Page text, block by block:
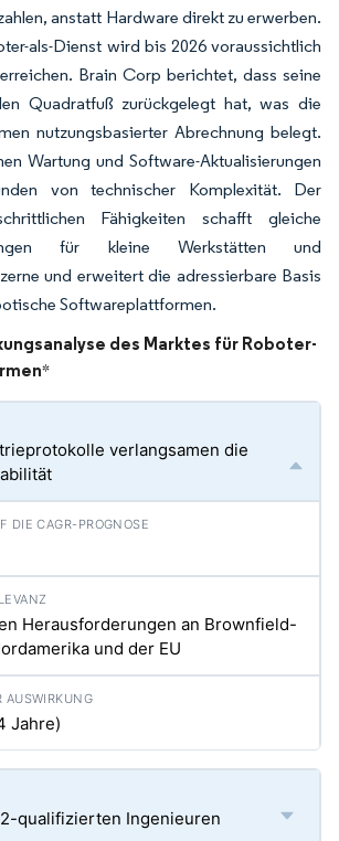
anstatt Hardware direkt zu erwerben.
als-Dienst wird bis 2026 voraussichtlich
Brain Corp berichtet, dass seine
Quadratfuß zurückgelegt hat, was die
nutzungsbasierter Abrechnung belegt.
Wartung und Software-Aktualisierungen
von technischer Komplexität. Der
Fähigkeiten schafft gleiche
für kleine Werkstätten und
und erweitert die adressierbare Basis
Softwareplattformen.
des Marktes für Roboter-
*
verlangsamen die
Herausforderungen an Brownfield-
und der EU
Jahre)
qualifizierten Ingenieuren